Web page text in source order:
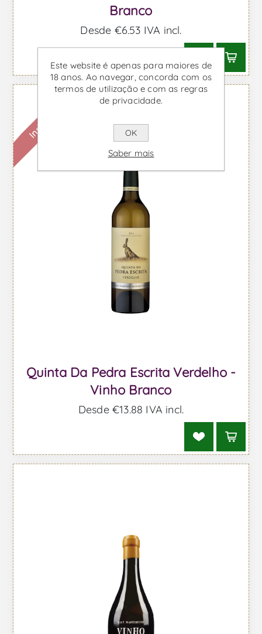
Branco
Desde €6,53 IVA incl.
Indisponível
Quinta Da Pedra Escrita Verdelho -
Vinho Branco
Desde €13,88 IVA incl.
Este website é apenas para maiores de
18 anos. Ao navegar, concorda com os
termos de utilização e com as regras
de privacidade.
OK
Saber mais